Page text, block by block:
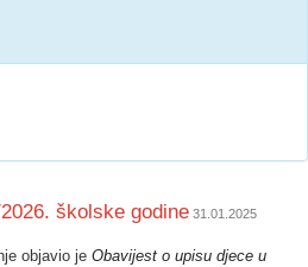
školske godine 31.01.2025
objavio je Obavijest o upisu djece u